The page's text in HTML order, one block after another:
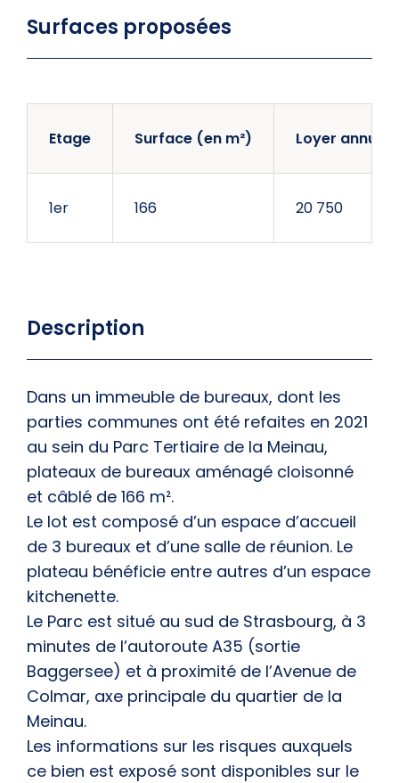
Surfaces proposées
Etage Surface (en m²) Loyer annuel
1er 166 20 750
Description
Dans un immeuble de bureaux, dont les
parties communes ont été refaites en 2021
au sein du Parc Tertiaire de la Meinau,
plateaux de bureaux aménagé cloisonné
et câblé de 166 m².
Le lot est composé d’un espace d’accueil
de 3 bureaux et d’une salle de réunion. Le
plateau bénéficie entre autres d’un espace
kitchenette.
Le Parc est situé au sud de Strasbourg, à 3
minutes de l’autoroute A35 (sortie
Baggersee) et à proximité de l’Avenue de
Colmar, axe principale du quartier de la
Meinau.
Les informations sur les risques auxquels
ce bien est exposé sont disponibles sur le